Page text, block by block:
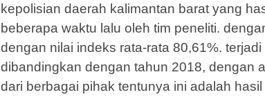
kepolisian daerah kalimantan barat yang
beberapa waktu lalu oleh tim peneliti.
dengan nilai indeks rata-rata 80,61%.
dibandingkan dengan tahun 2018, dengan
dari berbagai pihak tentunya ini adalah